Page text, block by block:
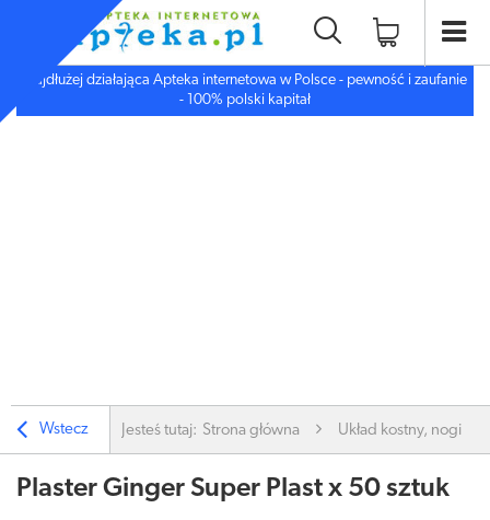
Najdłużej działająca Apteka internetowa w Polsce - pewność i zaufanie
- 100% polski kapitał
Wstecz Jesteś tutaj: Strona główna Układ kostny, nogi
Plaster Ginger Super Plast x 50 sztuk